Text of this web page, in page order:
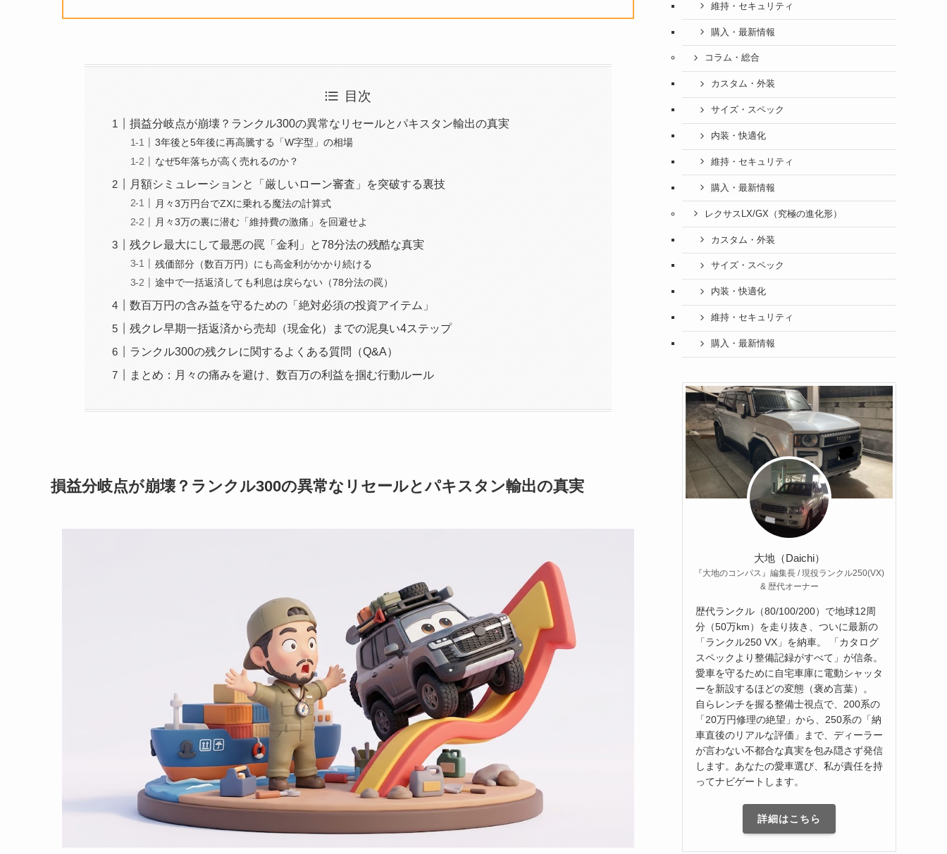
目次
損益分岐点が崩壊？ランクル300の異常なリセールとパキスタン輸出の真実
3年後と5年後に再高騰する「W字型」の相場
なぜ5年落ちが高く売れるのか？
月額シミュレーションと「厳しいローン審査」を突破する裏技
月々3万円台でZXに乗れる魔法の計算式
月々3万の裏に潜む「維持費の激痛」を回避せよ
残クレ最大にして最悪の罠「金利」と78分法の残酷な真実
残価部分（数百万円）にも高金利がかかり続ける
途中で一括返済しても利息は戻らない（78分法の罠）
数百万円の含み益を守るための「絶対必須の投資アイテム」
残クレ早期一括返済から売却（現金化）までの泥臭い4ステップ
ランクル300の残クレに関するよくある質問（Q&A）
まとめ：月々の痛みを避け、数百万の利益を掴む行動ルール
損益分岐点が崩壊？ランクル300の異常なリセールとパキスタン輸出の真実
維持・セキュリティ
購入・最新情報
コラム・総合
カスタム・外装
サイズ・スペック
内装・快適化
維持・セキュリティ
購入・最新情報
レクサスLX/GX（究極の進化形）
カスタム・外装
サイズ・スペック
内装・快適化
維持・セキュリティ
購入・最新情報
大地（Daichi）
『大地のコンパス』編集長 / 現役ランクル250(VX)
& 歴代オーナー
歴代ランクル（80/100/200）で地球12周
分（50万km）を走り抜き、ついに最新の
「ランクル250 VX」を納車。 「カタログ
スペックより整備記録がすべて」が信条。
愛車を守るために自宅車庫に電動シャッタ
ーを新設するほどの変態（褒め言葉）。
自らレンチを握る整備士視点で、200系の
「20万円修理の絶望」から、250系の「納
車直後のリアルな評価」まで、ディーラー
が言わない不都合な真実を包み隠さず発信
します。あなたの愛車選び、私が責任を持
ってナビゲートします。
詳細はこちら